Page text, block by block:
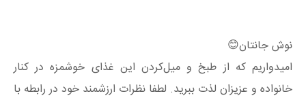
نوش جانتان😊
امیدواریم که از طبخ و میل‌کردن این غذای خوشمزه در کنار
خانواده و عزیزان لذت ببرید. لطفا نظرات ارزشمند خود در رابطه با